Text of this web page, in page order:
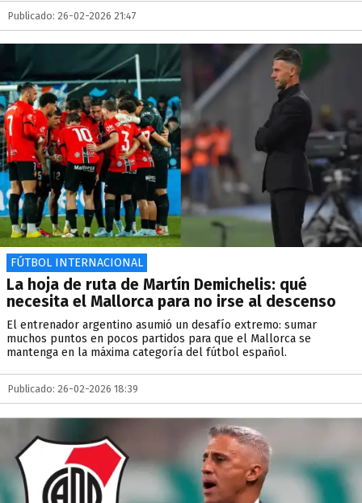
Publicado: 26-02-2026 21:47
FÚTBOL INTERNACIONAL
La hoja de ruta de Martín Demichelis: qué
necesita el Mallorca para no irse al descenso
El entrenador argentino asumió un desafío extremo: sumar
muchos puntos en pocos partidos para que el Mallorca se
mantenga en la máxima categoría del fútbol español.
Publicado: 26-02-2026 18:39